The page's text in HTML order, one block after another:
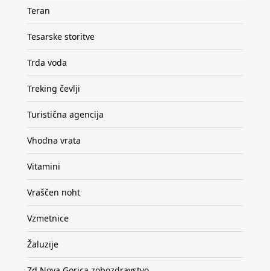
Teran
Tesarske storitve
Trda voda
Treking čevlji
Turistična agencija
Vhodna vrata
Vitamini
Vraščen noht
Vzmetnice
Žaluzije